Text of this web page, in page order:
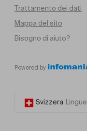
Trattamento dei dati
Mappa del sito
Bisogno di aiuto?
Powered by
Svizzera Lingue